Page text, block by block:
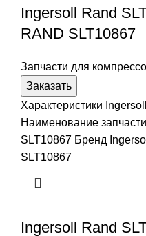
Ingersoll Rand
RAND SLT10867
Запчасти для
Заказать
Характеристики
Наименование
SLT10867 Бренд
SLT10867
Ingersoll Rand